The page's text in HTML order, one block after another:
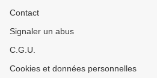
Contact
Signaler un abus
C.G.U.
Cookies et données personnelles